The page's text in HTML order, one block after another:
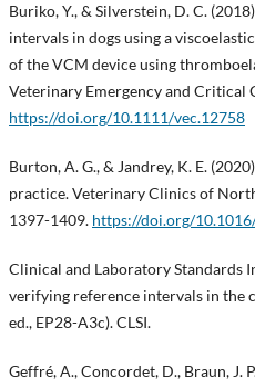
Buriko, Y., & Silverstein, D. C.
intervals in dogs using a
of the VCM device using
Veterinary Emergency and Critical
https://doi.org/10.1111/vec.12758
Burton, A. G., & Jandrey, K. E.
practice. Veterinary Clinics of
1397-1409. https://doi.org/
Clinical and Laboratory Standards
verifying reference intervals in the
ed., EP28-A3c). CLSI.
Geffré, A., Concordet, D., Braun, J.